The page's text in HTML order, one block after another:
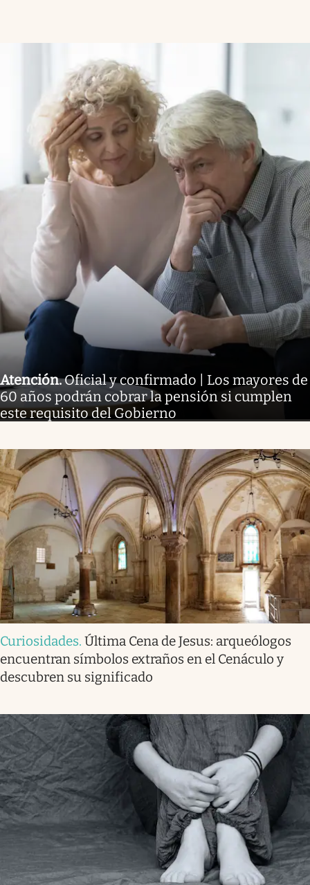
Atención.Oficial y confirmado | Los mayores de
60 años podrán cobrar la pensión si cumplen
este requisito del Gobierno
Curiosidades. Última Cena de Jesus: arqueólogos
encuentran símbolos extraños en el Cenáculo y
descubren su significado